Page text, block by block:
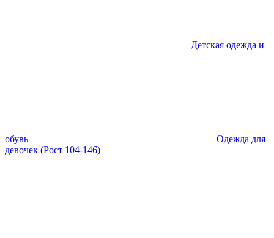
Детская одежда и
обувь
Одежда для
девочек (Рост 104-146)